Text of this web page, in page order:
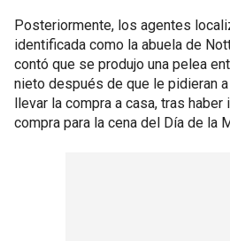
Posteriormente, los agentes
identificada como la abuela de
contó que se produjo una pelea
nieto después de que le pidieran
llevar la compra a casa, tras
compra para la cena del Día de la